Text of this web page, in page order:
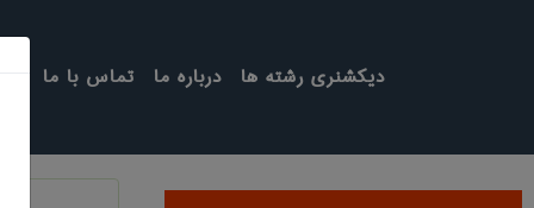
تماس با ما درباره ما دیکشنری رشته ها